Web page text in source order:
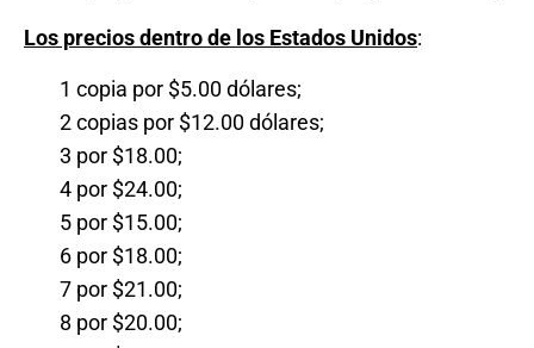
Los precios dentro de los Estados Unidos:
1 copia por $5.00 dólares;
2 copias por $12.00 dólares;
3 por $18.00;
4 por $24.00;
5 por $15.00;
6 por $18.00;
7 por $21.00;
8 por $20.00;